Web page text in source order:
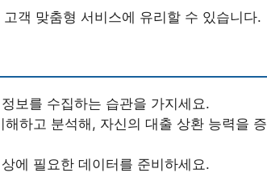
객 맞춤형 서비스에 유리할 수 있습니다.
보를 수집하는 습관을 가지세요.
하고 분석해, 자신의 대출 상환 능력을 증
에 필요한 데이터를 준비하세요.